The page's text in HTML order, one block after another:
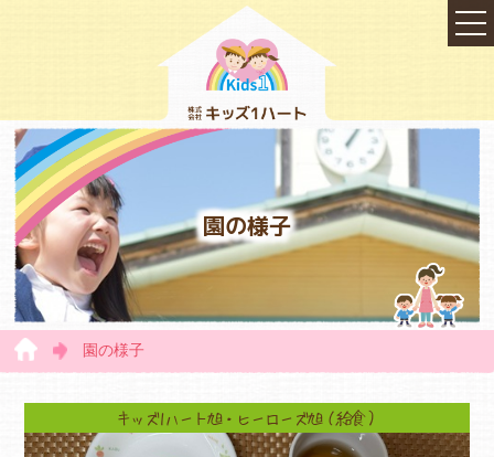
園の様子
園の様子
キッズ1ハート旭・ヒーローズ旭（給食）